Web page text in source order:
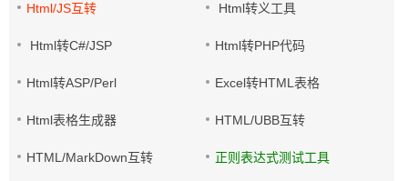
Html/JS互转 Html转义工具
Html转C#/JSP Html转PHP代码
Html转ASP/Perl Excel转HTML表格
Html表格生成器 HTML/UBB互转
HTML/MarkDown互转 正则表达式测试工具